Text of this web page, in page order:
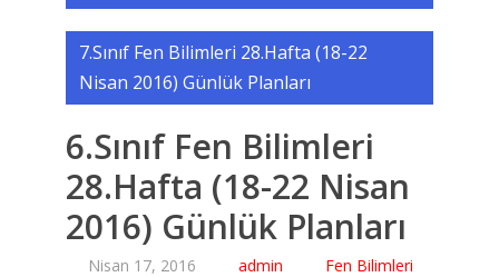
7.Sınıf Fen Bilimleri 28.Hafta (18-22
Nisan 2016) Günlük Planları
6.Sınıf Fen Bilimleri
28.Hafta (18-22 Nisan
2016) Günlük Planları
Nisan 17, 2016 admin
Fen Bilimleri